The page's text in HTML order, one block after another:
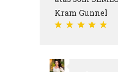
Kram Gunnel